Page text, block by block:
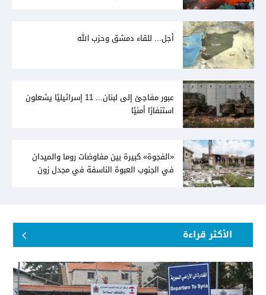
أجل... للقاء دمشق وحزب الله
عبور مفاجئ إلى لبنان... 11 إسرائيليًا يشعلون
استنفارًا أمنيًا
«الفجوة» كبيرة بين مفاوضات روما والميدان
في الجنوب العبوة الناسفة في مجدل زون
الأكثر قراءة